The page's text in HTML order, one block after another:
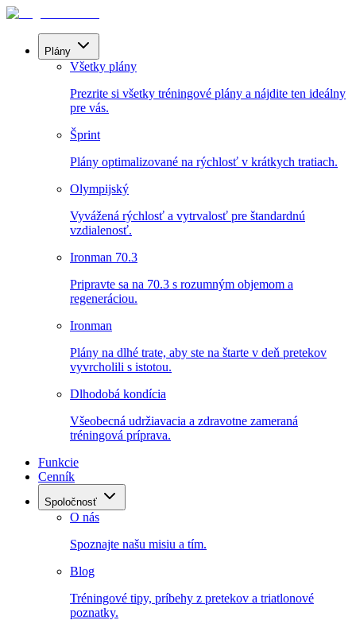
Plány
Všetky plány
Prezrite si všetky tréningové plány a nájdite ten ideálny
pre vás.
Šprint
Plány optimalizované na rýchlosť v krátkych tratiach.
Olympijský
Vyvážená rýchlosť a vytrvalosť pre štandardnú
vzdialenosť.
Ironman 70.3
Pripravte sa na 70.3 s rozumným objemom a
regeneráciou.
Ironman
Plány na dlhé trate, aby ste na štarte v deň pretekov
vyvrcholili s istotou.
Dlhodobá kondícia
Všeobecná udržiavacia a zdravotne zameraná
tréningová príprava.
Funkcie
Cenník
Spoločnosť
O nás
Spoznajte našu misiu a tím.
Blog
Tréningové tipy, príbehy z pretekov a triatlonové
poznatky.